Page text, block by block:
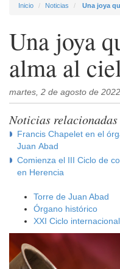
Inicio Noticias Una joya
Una joya
alma al
martes, 2 de agosto de 2022
Noticias relacionadas
Francis Chapelet en el
Juan Abad
Comienza el III Ciclo de
en Herencia
Torre de Juan Abad
Órgano histórico
XXI Ciclo internacional